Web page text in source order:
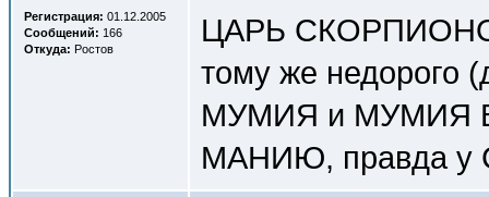
Регистрация: 01.12.2005
Сообщений: 166
Откуда: Ростов
ЦАРЬ СКОРПИОНОВ
тому же недорого
МУМИЯ и МУМИЯ
МАНИЮ, правда у